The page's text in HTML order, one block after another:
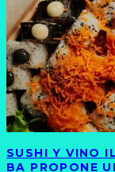
SUSHI Y VINO
BA PROPONE